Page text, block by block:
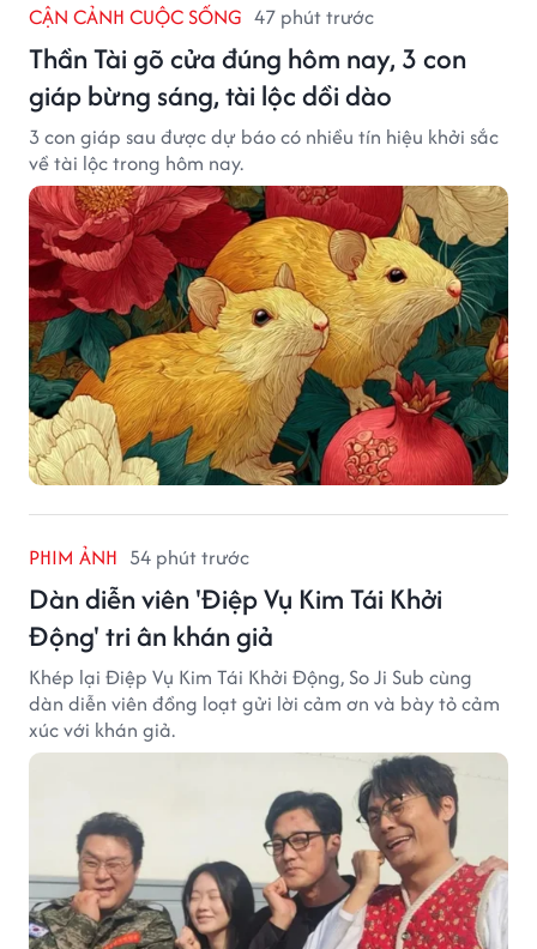
CẬN CẢNH CUỘC SỐNG 47 phút trước
Thần Tài gõ cửa đúng hôm nay, 3 con
giáp bừng sáng, tài lộc dồi dào
3 con giáp sau được dự báo có nhiều tín hiệu khởi sắc
về tài lộc trong hôm nay.
PHIM ẢNH 54 phút trước
Dàn diễn viên 'Điệp Vụ Kim Tái Khởi
Động' tri ân khán giả
Khép lại Điệp Vụ Kim Tái Khởi Động, So Ji Sub cùng
dàn diễn viên đồng loạt gửi lời cảm ơn và bày tỏ cảm
xúc với khán giả.